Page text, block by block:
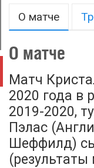
О матче
О матче
Матч
2020 года в
2019-2020,
Пэлас
Шеффилд)